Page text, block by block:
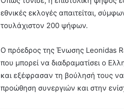
εθνικές εκλογές απαιτείται,
τουλάχιστον 200 ψήφων.
O πρόεδρος της Ένωσης Leonidas
που μπορεί να διαδραματίσει ο
και εξέφρασαν τη βούλησή τους
προώθηση συνεργιών και στην